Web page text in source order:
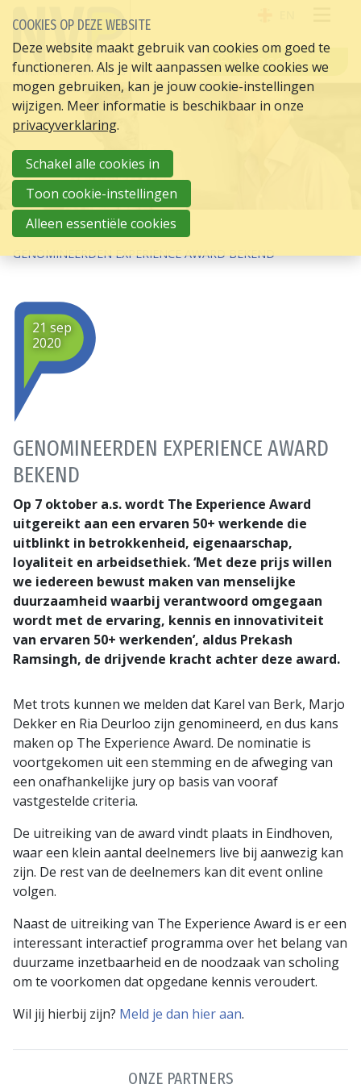
INLOGGEN
HOME
HR ACTUEEL
GENOMINEERDEN EXPERIENCE AWARD BEKEND
GENOMINEERDEN EXPERIENCE AWARD
BEKEND
21 sep
2020
Op 7 oktober a.s. wordt The Experience Award
uitgereikt aan een ervaren 50+ werkende die
uitblinkt in betrokkenheid, eigenaarschap,
loyaliteit en arbeidsethiek. ‘Met deze prijs willen
we iedereen bewust maken van menselijke
duurzaamheid waarbij verantwoord omgegaan
wordt met de ervaring, kennis en innovativiteit
van ervaren 50+ werkenden’, aldus Prekash
Ramsingh, de drijvende kracht achter deze award.
Met trots kunnen we melden dat Karel van Berk, Marjo
Dekker en Ria Deurloo zijn genomineerd, en dus kans
maken op The Experience Award. De nominatie is
voortgekomen uit een stemming en de afweging van
een onafhankelijke jury op basis van vooraf
vastgestelde criteria.
De uitreiking van de award vindt plaats in Eindhoven,
waar een klein aantal deelnemers live bij aanwezig kan
zijn. De rest van de deelnemers kan dit event online
volgen.
Naast de uitreiking van The Experience Award is er een
interessant interactief programma over het belang van
duurzame inzetbaarheid en de noodzaak van scholing
om te voorkomen dat opgedane kennis veroudert.
Wil jij hierbij zijn? Meld je dan hier aan.
ONZE PARTNERS
COOKIES OP DEZE WEBSITE
Deze website maakt gebruik van cookies om goed te
functioneren. Als je wilt aanpassen welke cookies we
mogen gebruiken, kan je jouw cookie-instellingen
wijzigen. Meer informatie is beschikbaar in onze
privacyverklaring.
Schakel alle cookies in
Toon cookie-instellingen
Alleen essentiële cookies